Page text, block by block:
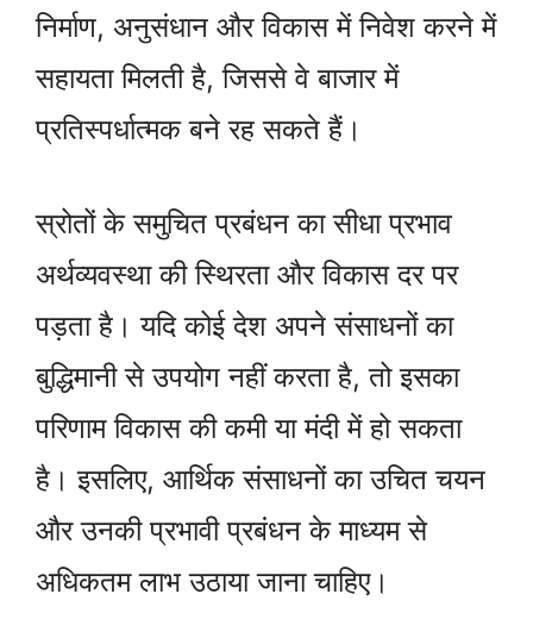
निर्माण, अनुसंधान और विकास में निवेश करने में
सहायता मिलती है, जिससे वे बाजार में
प्रतिस्पर्धात्मक बने रह सकते हैं।
स्रोतों के समुचित प्रबंधन का सीधा प्रभाव
अर्थव्यवस्था की स्थिरता और विकास दर पर
पड़ता है। यदि कोई देश अपने संसाधनों का
बुद्धिमानी से उपयोग नहीं करता है, तो इसका
परिणाम विकास की कमी या मंदी में हो सकता
है। इसलिए, आर्थिक संसाधनों का उचित चयन
और उनकी प्रभावी प्रबंधन के माध्यम से
अधिकतम लाभ उठाया जाना चाहिए।